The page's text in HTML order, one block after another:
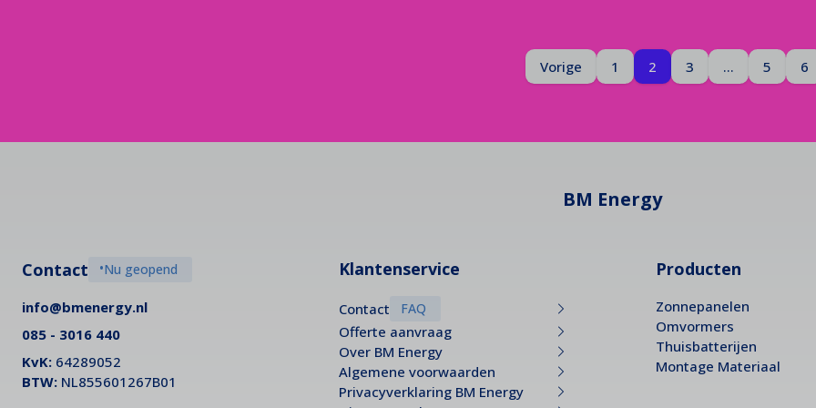
Vorige
Pagina 1 Je bent op pagina
2 3 ... 5 6
BM Energy
Contact •Nu geopend
info@bmenergy.nl
085 - 3016 440
KvK: 64289052
BTW: NL855601267B01
Klantenservice
Contact FAQ
Offerte aanvraag
Over BM Energy
Algemene voorwaarden
Privacyverklaring BM Energy
Producten
Zonnepanelen
Omvormers
Thuisbatterijen
Montage Materiaal